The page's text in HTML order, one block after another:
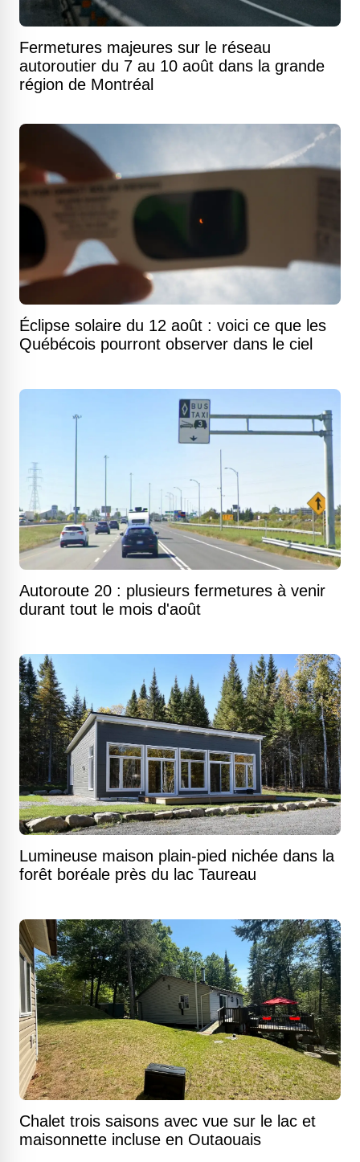
Fermetures majeures sur le réseau
autoroutier du 7 au 10 août dans la grande
région de Montréal
Éclipse solaire du 12 août : voici ce que les
Québécois pourront observer dans le ciel
Autoroute 20 : plusieurs fermetures à venir
durant tout le mois d'août
Lumineuse maison plain-pied nichée dans la
forêt boréale près du lac Taureau
Chalet trois saisons avec vue sur le lac et
maisonnette incluse en Outaouais